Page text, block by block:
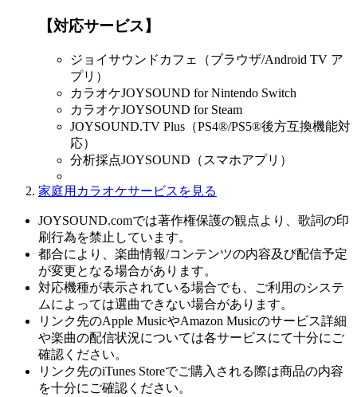
【対応サービス】
ジョイサウンドカフェ（ブラウザ/Android TV ア
プリ）
カラオケJOYSOUND for Nintendo Switch
カラオケJOYSOUND for Steam
JOYSOUND.TV Plus（PS4®/PS5®後方互換機能対
応）
分析採点JOYSOUND（スマホアプリ）
家庭用カラオケサービスを見る
JOYSOUND.comでは著作権保護の観点より、歌詞の印
刷行為を禁止しています。
都合により、楽曲情報/コンテンツの内容及び配信予定
が変更となる場合があります。
対応機種が表示されている場合でも、ご利用のシステ
ムによっては選曲できない場合があります。
リンク先のApple MusicやAmazon Musicのサービス詳細
や楽曲の配信状況については各サービスにて十分にご
確認ください。
リンク先のiTunes Storeでご購入される際は商品の内容
を十分にご確認ください。